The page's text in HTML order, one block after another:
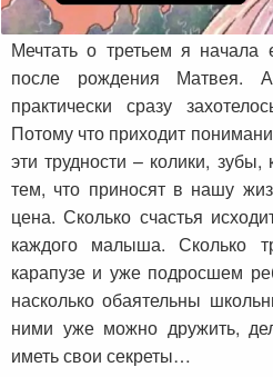
Мечтать о третьем я
после рождения Матвея.
практически сразу
Потому что приходит
эти трудности – колики,
тем, что приносят в нашу
цена. Сколько счастья
каждого малыша. Сколько
карапузе и уже подросшем
насколько обаятельны
ними уже можно дружить,
иметь свои секреты…